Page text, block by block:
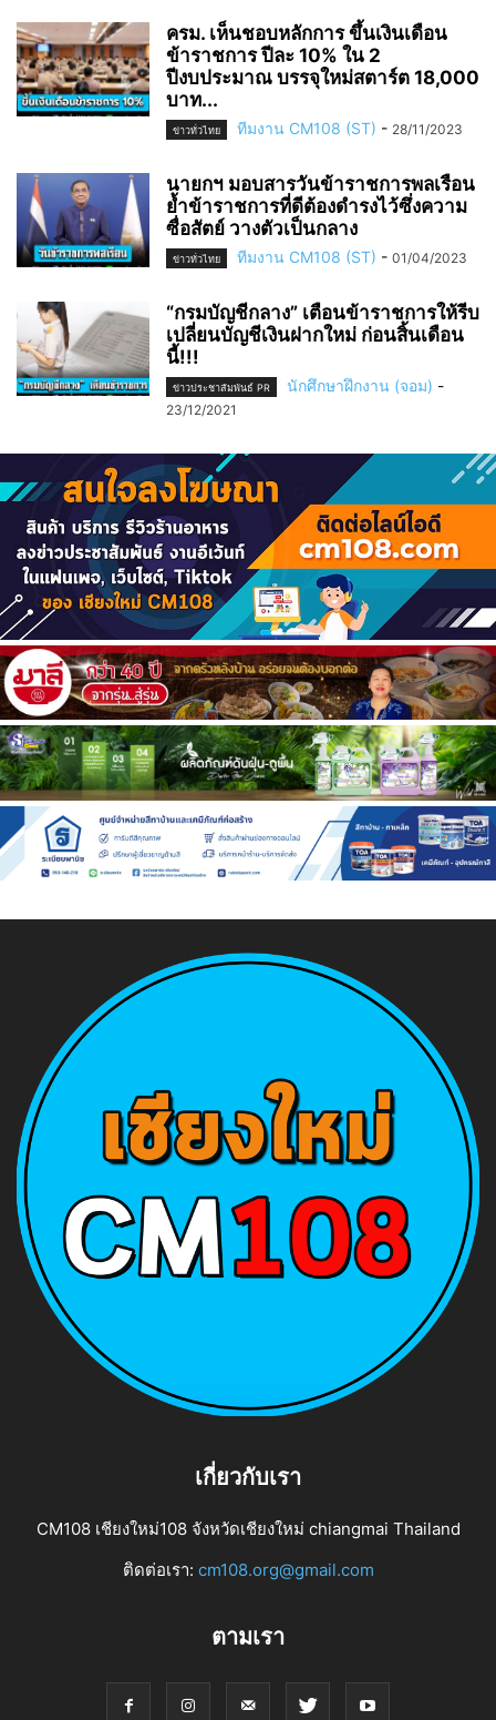
ครม. เห็นชอบหลักการ ขึ้นเงินเดือน
ข้าราชการ ปีละ 10% ใน 2
ปีงบประมาณ บรรจุใหม่สตาร์ต 18,000
บาท...
ข่าวทั่วไทย ทีมงาน CM108 (ST) - 28/11/2023
นายกฯ มอบสารวันข้าราชการพลเรือน
ย้ำข้าราชการที่ดีต้องดำรงไว้ซึ่งความ
ซื่อสัตย์ วางตัวเป็นกลาง
ข่าวทั่วไทย ทีมงาน CM108 (ST) - 01/04/2023
“กรมบัญชีกลาง” เตือนข้าราชการให้รีบ
เปลี่ยนบัญชีเงินฝากใหม่ ก่อนสิ้นเดือน
นี้!!!
ข่าวประชาสัมพันธ์ PR นักศึกษาฝึกงาน (จอม) -
23/12/2021
เกี่ยวกับเรา
CM108 เชียงใหม่108 จังหวัดเชียงใหม่ chiangmai Thailand
ติดต่อเรา: cm108.org@gmail.com
ตามเรา